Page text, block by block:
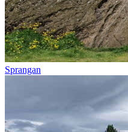
Sprangan